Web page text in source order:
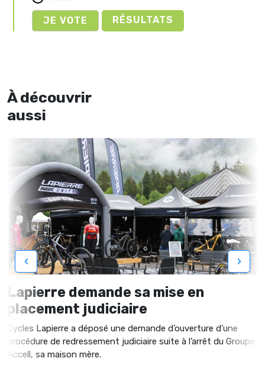
RÉSULTATS
À découvrir
aussi
Lapierre demande sa mise en
placement judiciaire
Cycles Lapierre a déposé une demande d’ouverture d’une
procédure de redressement judiciaire suite à l’arrêt du Groupe
Accell, sa maison mère.
‹ ›